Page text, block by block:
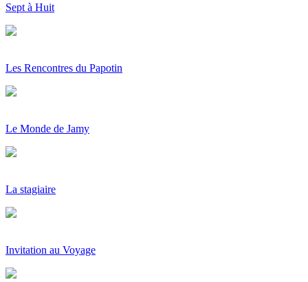
Sept à Huit
Les Rencontres du Papotin
Le Monde de Jamy
La stagiaire
Invitation au Voyage